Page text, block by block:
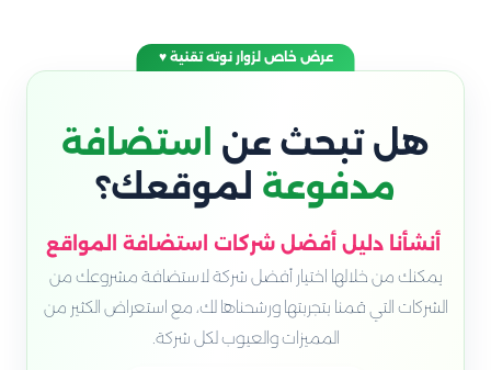
عرض خاص لزوار نوته تقنية ♥
هل تبحث عن استضافة
مدفوعة لموقعك؟
أنشأنا دليل أفضل شركات استضافة المواقع
يمكنك من خلالها اختيار أفضل شركة لاستضافة مشروعك من
الشركات التي قمنا بتجربتها ورشحناها لك، مع استعراض الكثير من
المميزات والعيوب لكل شركة.